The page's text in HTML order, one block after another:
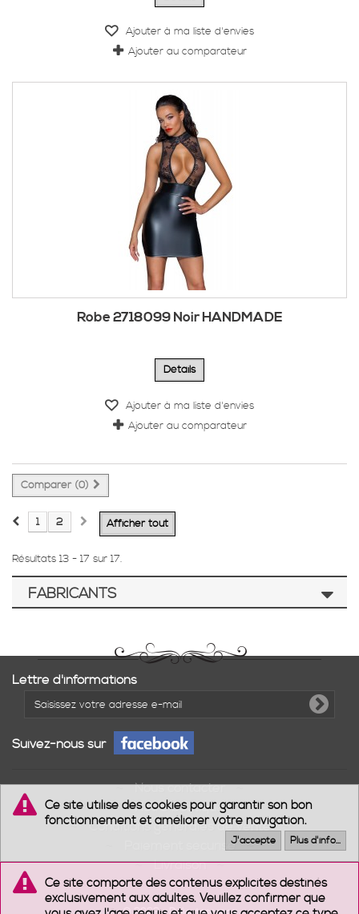
Ajouter à ma liste d'envies
Ajouter au comparateur
Robe 2718099 Noir HANDMADE
Détails
Ajouter à ma liste d'envies
Ajouter au comparateur
Comparer (0)
Afficher tout
1 2
Résultats 13 - 17 sur 17.
FABRICANTS
Lettre d'informations
Suivez-nous sur
Nous contacter
Notre boutique
Conditions générales de vente
Paiement sécurisé
Livraison
Ce site utilise des cookies pour garantir son bon
fonctionnement et améliorer votre navigation.
J'accepte Plus d'info...
Ce site comporte des contenus explicites destinés
exclusivement aux adultes. Veuillez confirmer que